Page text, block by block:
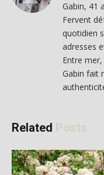
Gabin, 41
Fervent
quotidien
adresses
Entre
Gabin fait
Related Posts